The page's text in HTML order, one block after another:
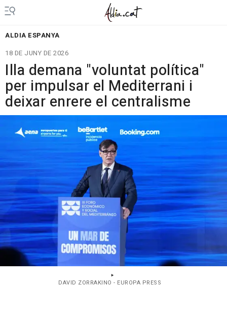
ALDIA ESPANYA
18 DE JUNY DE 2026
Illa demana "voluntat política"
per impulsar el Mediterrani i
deixar enrere el centralisme
DAVID ZORRAKINO - EUROPA PRESS